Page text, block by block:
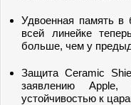
Удвоенная память в
всей линейке
больше, чем у
Защита Ceramic
заявлению
устойчивостью к